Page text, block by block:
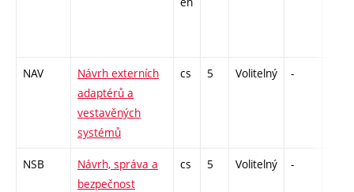
NAV
Návrh externích
adaptérů a
vestavěných
systémů
cs 5 Volitelný -
NSB
Návrh, správa a
bezpečnost
cs 5 Volitelný -